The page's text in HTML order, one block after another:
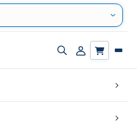
Zapnout/vypnout
Přihlásit/